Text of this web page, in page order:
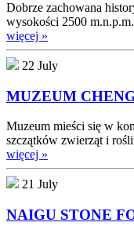
Dobrze zachowana
wysokości 2500
więcej »
22 July
MUZEUM
Muzeum mieści się w
szczątków zwierząt i
więcej »
21 July
NAIGU STONE